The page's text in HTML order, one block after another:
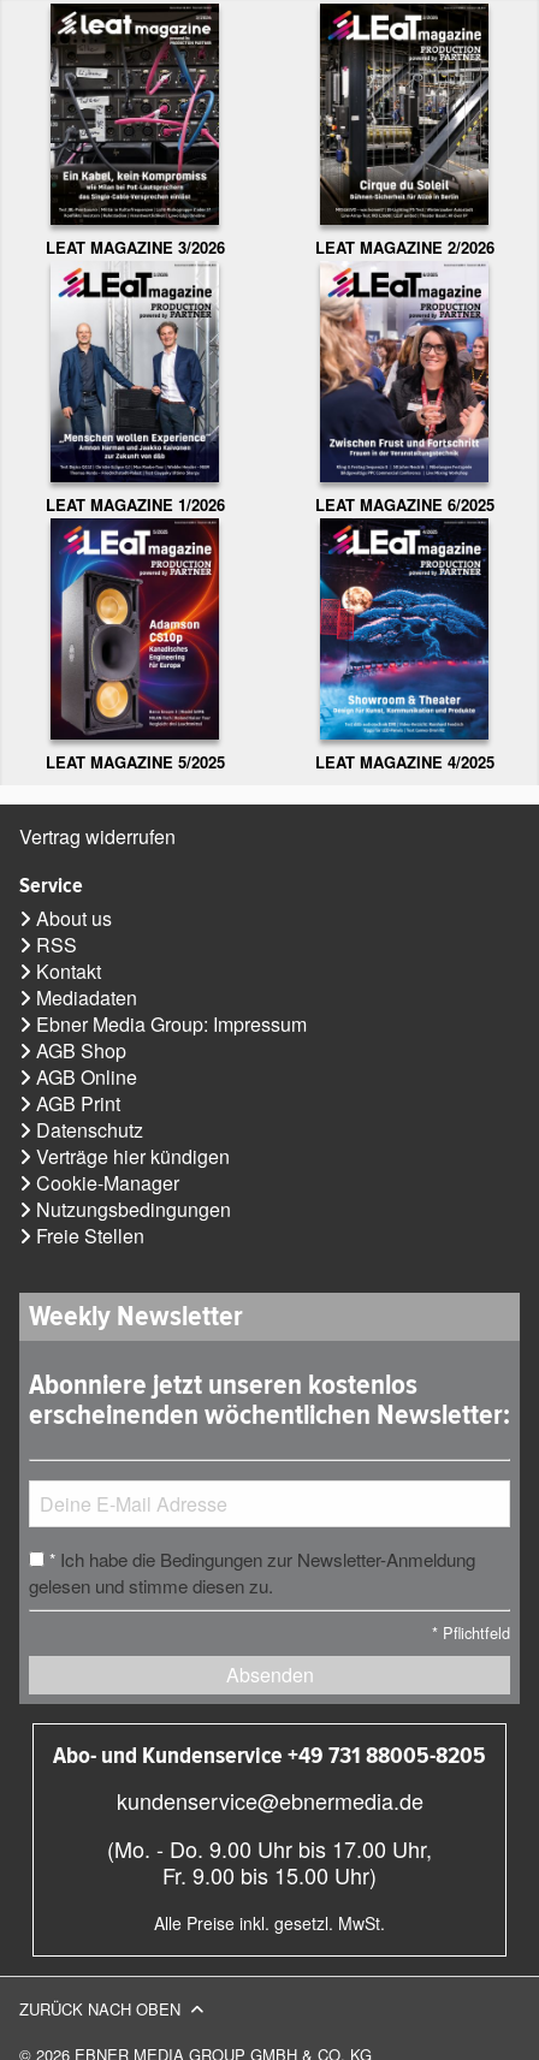
LEAT MAGAZINE 3/2026 LEAT MAGAZINE 2/2026
LEAT MAGAZINE 1/2026 LEAT MAGAZINE 6/2025
LEAT MAGAZINE 5/2025 LEAT MAGAZINE 4/2025
Vertrag widerrufen
Service
About us
RSS
Kontakt
Mediadaten
Ebner Media Group: Impressum
AGB Shop
AGB Online
AGB Print
Datenschutz
Verträge hier kündigen
Cookie-Manager
Nutzungsbedingungen
Freie Stellen
Weekly Newsletter
Abonniere jetzt unseren kostenlos
erscheinenden wöchentlichen Newsletter:
* Ich habe die Bedingungen zur Newsletter-Anmeldung
gelesen und stimme diesen zu.
* Pflichtfeld
Absenden
Abo- und Kundenservice +49 731 88005-8205
kundenservice@ebnermedia.de
(Mo. - Do. 9.00 Uhr bis 17.00 Uhr,
Fr. 9.00 bis 15.00 Uhr)
Alle Preise inkl. gesetzl. MwSt.
© 2026 EBNER MEDIA GROUP GMBH & CO. KG
ZURÜCK NACH OBEN